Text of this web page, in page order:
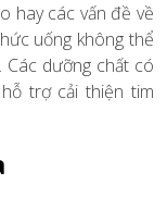
hay các vấn đề về
uống không thể
Các dưỡng chất có
trợ cải thiện tim